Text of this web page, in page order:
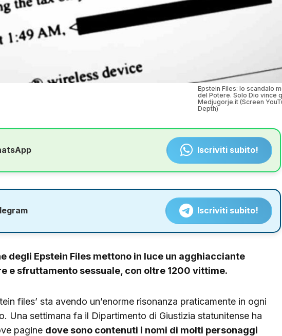
Epstein Files: lo scandalo
del Potere. Solo Dio vince
Medjugorje.it (Screen
Depth)
Iscriviti subito!
Iscriviti subito!
degli Epstein Files mettono in luce un agghiacciante
e sfruttamento sessuale, con oltre 1200 vittime.
files’ sta avendo un’enorme risonanza praticamente in ogni
Una settimana fa il Dipartimento di Giustizia statunitense ha
pagine dove sono contenuti i nomi di molti personaggi